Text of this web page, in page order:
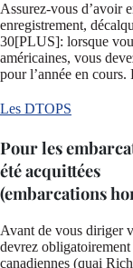
Assurez-vous d’avoir
enregistrement,
30[PLUS]: lorsque
américaines, vous
pour l’année en
Les DTOPS
Pour les
été acquittées
(embarcations
Avant de vous diriger
devrez
canadiennes (quai